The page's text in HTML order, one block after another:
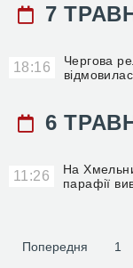
7
18:16
Чергова
6
11:26
На
парафії
Попередня 1